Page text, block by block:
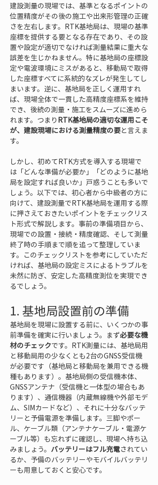
建設測量の現場では、基準となるポイントの
位置精度がその後の施工や出来形管理の正確
さを左右します。RTK基地局は、現場の基準
座標を提供する要となる存在であり、その設
置や設定が適切でなければ測量結果に重大な
誤差を生じかねません。特に基地局の座標設
定や電波環境にミスがあると、移動局で取得
した座標すべてに系統的なズレが発生してし
まいます。逆に、基地局を正しく運用すれ
ば、現場全体で一貫した高精度座標系を維持
でき、後続の測量・施工をスムーズに進めら
れます。つまり RTK基地局の適切な運用こそ
が、建設現場における測量精度の要と言えま
す。
しかし、初めてRTK方式を導入する現場で
は「どんな準備が必要か」「どのように基地
局を設定すれば良いか」戸惑うことも多いで
しょう。以下では、初心者から中級者の方に
向けて、建設測量でRTK基地局を運用する際
に押さえておきたいポイントをチェックリス
ト形式で解説します。事前の準備項目から、
現場での設置・接続・精度確認、そして測量
終了時の手順まで順を追って整理していま
す。このチェックリストを参考にしていただ
ければ、基地局の設定ミスによるトラブルを
未然に防ぎ、安定した高精度測位を実現でき
るでしょう。
1. 基地局設置前の準備
基地局を現場に設置する前に、いくつかの事
前準備を確実に行いましょう。まず必要な機
材のチェックです。RTK測量には、基地局用
と移動局用の少なくとも2台のGNSS受信機
が必要です（基地局と移動局を兼用できる機
種もあります）。基地局側の受信機本体、
GNSSアンテナ（受信機と一体型の場合もあ
ります）、通信機器（内蔵無線機や外部モデ
ム、SIMカードなど）、それに十分なバッテ
リーと予備電源を準備します。三脚やポー
ル、ケーブル類（アンテナケーブル・電源ケ
ーブル等）も忘れずに確認し、現場へ持ち込
みましょう。 バッテリーはフル充電されてい
るか、予備のバッテリーやモバイルバッテリ
ーも用意しておくと安心です。